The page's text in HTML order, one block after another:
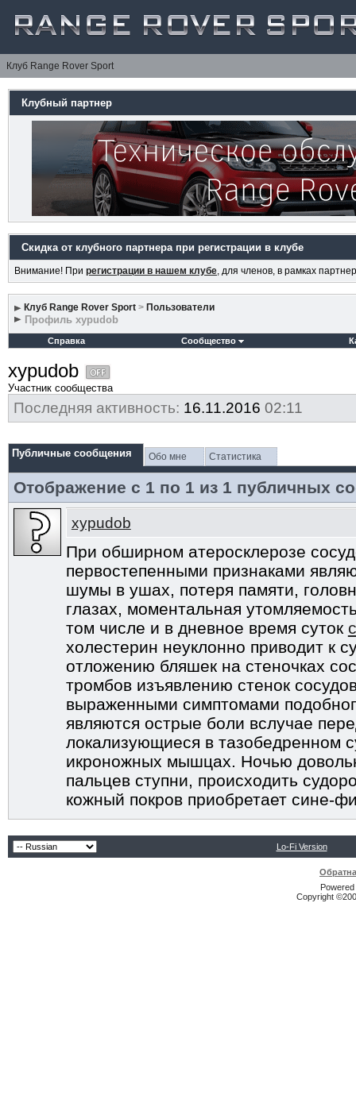
Клуб Range Rover Sport
Клубный партнер
Скидка от клубного партнера при регистрации в клубе
Внимание! При регистрации в нашем клубе, для членов, в рамках
Клуб Range Rover Sport > Пользователи
Профиль xypudob
Справка Сообщество
xypudob
Участник сообщества
Последняя активность: 16.11.2016 02:11
Публичные сообщения Обо мне Статистика
Отображение с 1 по 1 из 1 публичных
xypudob
При обширном атеросклерозе
первостепенными признаками
шумы в ушах, потеря памяти,
глазах, моментальная
том числе и в дневное время суток
холестерин неуклонно приводит к
отложению бляшек на стеночках
тромбов изъявлению стенок
выраженными симптомами
являются острые боли вслучае
локализующиеся в тазобедренном
икроножных мышцах. Ночью
пальцев ступни, происходить
кожный покров приобретает сине-
Lo-Fi Version
Copyright